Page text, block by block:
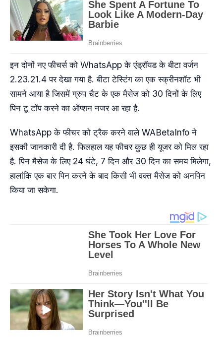
इन दोनों नए फीचर्स को WhatsApp के एंड्रॉयड के बीटा वर्जन
2.23.21.4 पर देखा गया है. बीटा टेस्टिंग का एक स्क्रीनशॉट भी
सामने आया है जिसमें ग्रुप चैट के एक मैसेज को 30 दिनों के लिए
पिन टू टॉप करने का ऑप्शन नजर आ रहा है.
WhatsApp के फीचर को ट्रैक करने वाले WABetaInfo ने
इसकी जानकारी दी है. फिलहाल यह फीचर कुछ ही यूजर को मिल रहा
है. पिन मैसेज के लिए 24 घंटे, 7 दिन और 30 दिन का समय मिलेगा,
हालांकि एक बार पिन करने के बाद किसी भी वक्त मैसेज को अनपिन
किया जा सकेगा.